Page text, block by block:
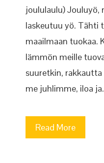
joululaulu) Jouluyö,
laskeutuu yö. Tähti
maailmaan tuokaa.
lämmön meille
suuretkin, rakkautta
me juhlimme, iloa
Read More